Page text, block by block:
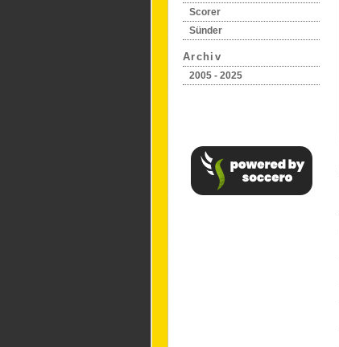
Scorer
Sünder
Archiv
2005 - 2025